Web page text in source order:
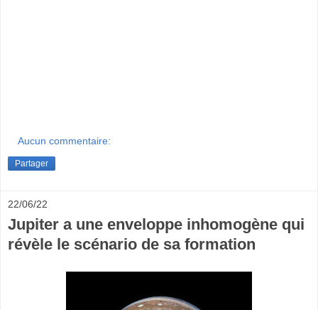
Aucun commentaire:
Partager
22/06/22
Jupiter a une enveloppe inhomogène qui
révèle le scénario de sa formation